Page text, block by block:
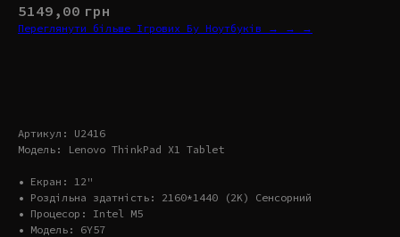
5149,00 грн
Переглянути більше Ігрових Бу Ноутбуків → → →
Артикул: U2416
Модель: Lenovo ThinkPad X1 Tablet
• Екран: 12"
• Роздільна здатність: 2160*1440 (2K) Сенсорний
• Процесор: Intel M5
• Модель: 6Y57